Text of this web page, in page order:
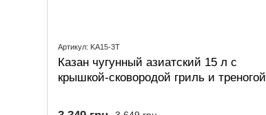
Артикул: KA15-3T
Казан чугунный азиатский 15 л с
крышкой-сковородой гриль и треногой